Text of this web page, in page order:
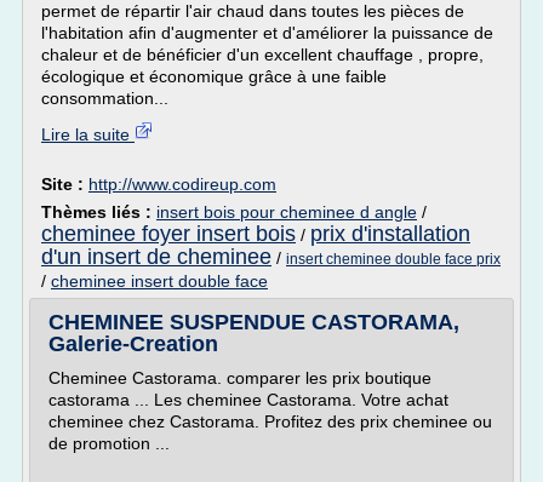
permet de répartir l'air chaud dans toutes les pièces de
l'habitation afin d'augmenter et d'améliorer la puissance de
chaleur et de bénéficier d'un excellent chauffage , propre,
écologique et économique grâce à une faible
consommation...
Lire la suite
Site : http://www.codireup.com
Thèmes liés : insert bois pour cheminee d angle /
cheminee foyer insert bois / prix d'installation
d'un insert de cheminee / insert cheminee double face prix
/ cheminee insert double face
CHEMINEE SUSPENDUE CASTORAMA,
Galerie-Creation
Cheminee Castorama. comparer les prix boutique
castorama ... Les cheminee Castorama. Votre achat
cheminee chez Castorama. Profitez des prix cheminee ou
de promotion ...